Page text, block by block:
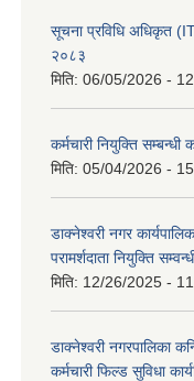
सूचना प्रविधि अधिकृत
२०८३
मिति: 06/05/2026 -
कर्मचारी नियुक्ति सम्बन्धी
मिति: 05/04/2026 -
डाक्नेश्वरी नगर
परामर्शदाता नियुक्ति
मिति: 12/26/2025 -
डाक्नेश्वरी नगरपालिका
कर्मचारी फिल्ड सुविधा